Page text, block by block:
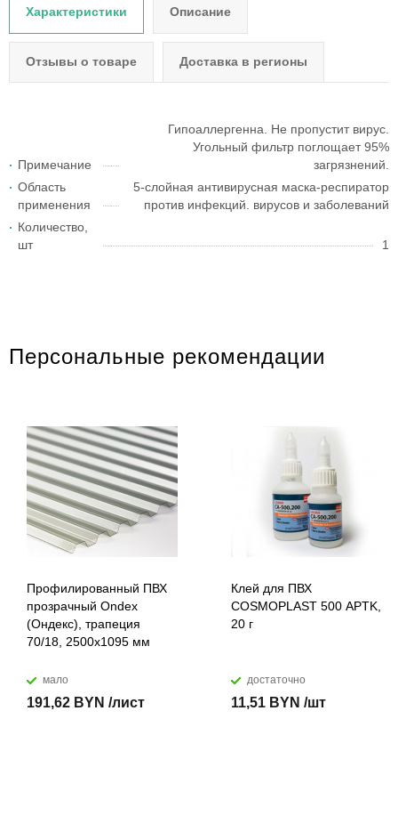
Характеристики Описание
Отзывы о товаре Доставка в регионы
Примечание
Гипоаллергенна. Не пропустит вирус.
Угольный фильтр поглощает 95%
загрязнений.
Область
применения
5-слойная антивирусная маска-респиратор
против инфекций. вирусов и заболеваний
Количество,
шт
1
Персональные рекомендации
Профилированный ПВХ
прозрачный Ondex
(Ондекс), трапеция
70/18, 2500х1095 мм
мало
191,62 BYN /лист
Клей для ПВХ
COSMOPLAST 500 APTK,
20 г
достаточно
11,51 BYN /шт